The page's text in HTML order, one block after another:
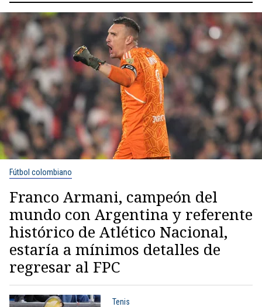
Fútbol colombiano
Franco Armani, campeón del
mundo con Argentina y referente
histórico de Atlético Nacional,
estaría a mínimos detalles de
regresar al FPC
Tenis